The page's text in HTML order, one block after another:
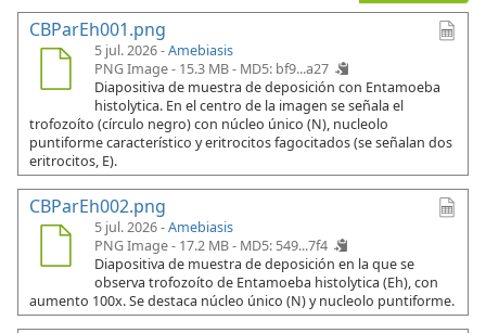
CBParEh001.png
5 jul. 2026 -Amebiasis
PNG Image - 15.3 MB - MD5: bf9...a27
Diapositiva de muestra de deposición con Entamoeba
histolytica. En el centro de la imagen se señala el
trofozoíto (círculo negro) con núcleo único (N), nucleolo
puntiforme característico y eritrocitos fagocitados (se señalan dos
eritrocitos, E).
CBParEh002.png
5 jul. 2026 -Amebiasis
PNG Image - 17.2 MB - MD5: 549...7f4
Diapositiva de muestra de deposición en la que se
observa trofozoíto de Entamoeba histolytica (Eh), con
aumento 100x. Se destaca núcleo único (N) y nucleolo puntiforme.